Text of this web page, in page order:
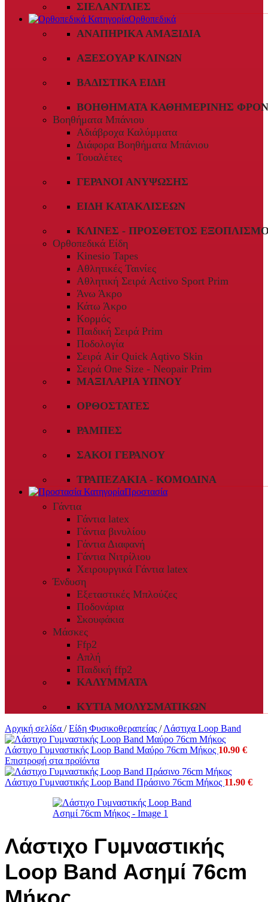
ΣΙΕΛΑΝΤΛΊΕΣ
Ορθοπεδικά
ΑΝΑΠΗΡΙΚΆ ΑΜΑΞΊΔΙΑ
ΑΞΕΣΟΥΆΡ ΚΛΙΝΏΝ
ΒΑΔΙΣΤΙΚΆ ΕΊΔΗ
ΒΟΗΘΉΜΑΤΑ ΚΑΘΗΜΕΡΙΝΉΣ
Βοηθήματα Μπάνιου
Αδιάβροχα Καλύμματα
Διάφορα Βοηθήματα Μπάνιου
Τουαλέτες
ΓΕΡΑΝΟΊ ΑΝΎΨΩΣΗΣ
ΕΊΔΗ ΚΑΤΑΚΛΊΣΕΩΝ
ΚΛΊΝΕΣ - ΠΡΌΣΘΕΤΟΣ
Ορθοπεδικά Είδη
Kinesio Tapes
Αθλητικές Ταινίες
Αθλητική Σειρά Activo Sport Prim
Άνω Άκρο
Κάτω Άκρο
Κορμός
Παιδική Σειρά Prim
Ποδολογία
Σειρά Air Quick Aqtivo Skin
Σειρά One Size - Neopair Prim
ΜΑΞΙΛΆΡΙΑ ΎΠΝΟΥ
ΟΡΘΟΣΤΆΤΕΣ
ΡΆΜΠΕΣ
ΣΆΚΟΙ ΓΕΡΑΝΟΎ
ΤΡΑΠΕΖΆΚΙΑ - ΚΟΜΟΔΊΝΑ
Προστασία
Γάντια
Γάντια latex
Γάντια βινυλίου
Γάντια Διαφανή
Γάντια Νιτρίλιου
Χειρουργικά Γάντια latex
Ένδυση
Εξεταστικές Μπλούζες
Ποδονάρια
Σκουφάκια
Μάσκες
Ffp2
Απλή
Παιδική ffp2
ΚΑΛΎΜΜΑΤΑ
ΚΥΤΊΑ ΜΟΛΥΣΜΑΤΙΚΏΝ
Αρχική σελίδα / Είδη Φυσικοθεραπείας / Λάστιχα Loop Band
Λάστιχο Γυμναστικής Loop Band Μαύρο 76cm Μήκος 10.90 €
Επιστροφή στα προϊόντα
Λάστιχο Γυμναστικής Loop Band Πράσινο 76cm Μήκος 11.90 €
Λάστιχο Γυμναστικής
Loop Band Ασημί 76cm